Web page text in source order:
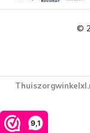
9,1
©